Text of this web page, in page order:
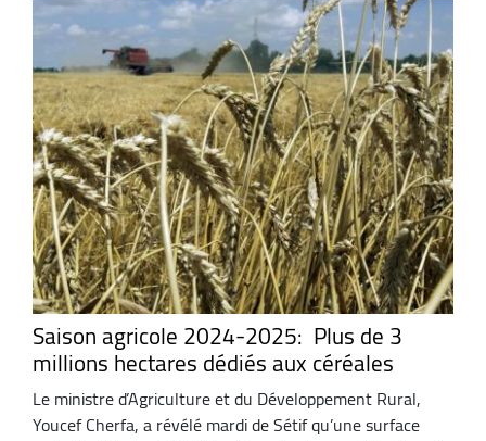
Saison agricole 2024-2025: Plus de 3
millions hectares dédiés aux céréales
Le ministre d’Agriculture et du Développement Rural,
Youcef Cherfa, a révélé mardi de Sétif qu’une surface